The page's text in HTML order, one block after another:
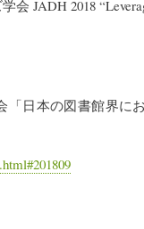
JADH 2018
日本の図書館界に